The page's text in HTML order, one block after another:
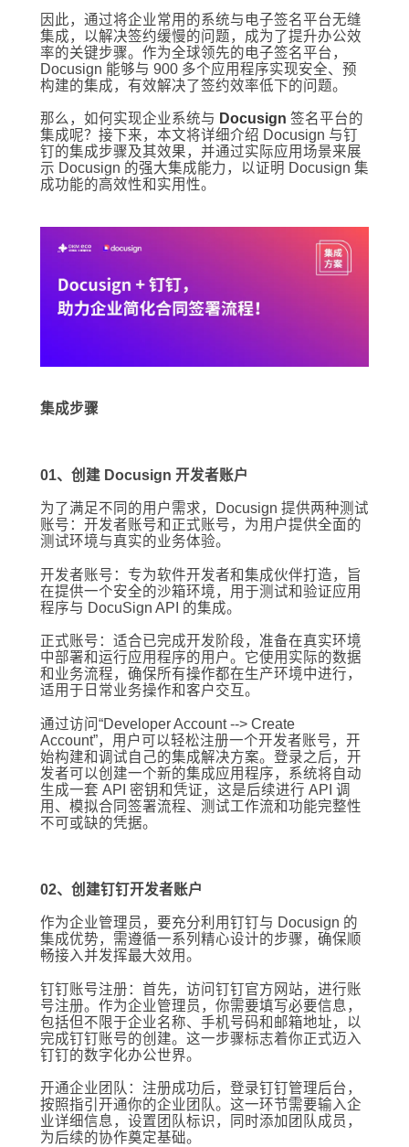
因此，通过将企业常用的系统与电子签名平台无缝
集成，以解决签约缓慢的问题，成为了提升办公效
率的关键步骤。作为全球领先的电子签名平台，
Docusign 能够与 900 多个应用程序实现安全、预
构建的集成，有效解决了签约效率低下的问题。
那么，如何实现企业系统与 Docusign 签名平台的
集成呢？接下来，本文将详细介绍 Docusign 与钉
钉的集成步骤及其效果，并通过实际应用场景来展
示 Docusign 的强大集成能力，以证明 Docusign 集
成功能的高效性和实用性。
集成步骤
01、创建 Docusign 开发者账户
为了满足不同的用户需求，Docusign 提供两种测试
账号：开发者账号和正式账号，为用户提供全面的
测试环境与真实的业务体验。
开发者账号：专为软件开发者和集成伙伴打造，旨
在提供一个安全的沙箱环境，用于测试和验证应用
程序与 DocuSign API 的集成。
正式账号：适合已完成开发阶段，准备在真实环境
中部署和运行应用程序的用户。它使用实际的数据
和业务流程，确保所有操作都在生产环境中进行，
适用于日常业务操作和客户交互。
通过访问“Developer Account --> Create
Account”，用户可以轻松注册一个开发者账号，开
始构建和调试自己的集成解决方案。登录之后，开
发者可以创建一个新的集成应用程序，系统将自动
生成一套 API 密钥和凭证，这是后续进行 API 调
用、模拟合同签署流程、测试工作流和功能完整性
不可或缺的凭据。
02、创建钉钉开发者账户
作为企业管理员，要充分利用钉钉与 Docusign 的
集成优势，需遵循一系列精心设计的步骤，确保顺
畅接入并发挥最大效用。
钉钉账号注册：首先，访问钉钉官方网站，进行账
号注册。作为企业管理员，你需要填写必要信息，
包括但不限于企业名称、手机号码和邮箱地址，以
完成钉钉账号的创建。这一步骤标志着你正式迈入
钉钉的数字化办公世界。
开通企业团队：注册成功后，登录钉钉管理后台，
按照指引开通你的企业团队。这一环节需要输入企
业详细信息，设置团队标识，同时添加团队成员，
为后续的协作奠定基础。